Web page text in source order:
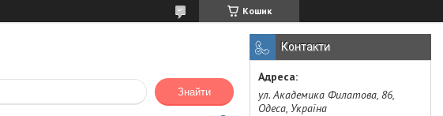
Кошик
Знайти
Контакти
ул. Академика Филатова, 86,
Одеса, Україна